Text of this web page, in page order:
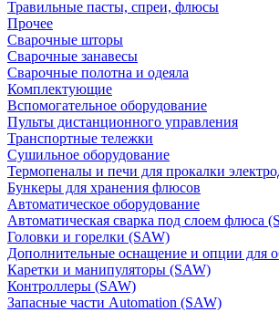
Травильные пасты, спреи, флюсы
Прочее
Сварочные шторы
Сварочные занавесы
Сварочные полотна и одеяла
Комплектующие
Вспомогательное оборудование
Пульты дистанционного управления
Транспортные тележки
Сушильное оборудование
Термопеналы и печи для прокалки
Бункеры для хранения флюсов
Автоматическое оборудование
Автоматическая сварка под слоем флюса
Головки и горелки (SAW)
Дополнительные оснащение и опции для
Каретки и манипуляторы (SAW)
Контроллеры (SAW)
Запасные части Automation (SAW)